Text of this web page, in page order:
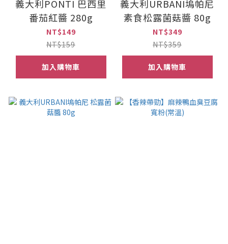
義大利PONTI 巴西里
番茄紅醬 280g
NT$149
NT$159
加入購物車
義大利URBANI塢帕尼
素食松露菌菇醬 80g
NT$349
NT$359
加入購物車